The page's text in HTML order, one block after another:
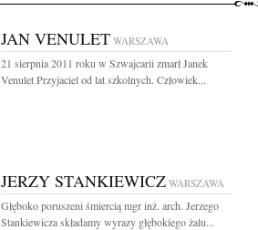
JAN VENULET WARSZAWA
21 sierpnia 2011 roku w Szwajcarii zmarł Janek
Venulet Przyjaciel od lat szkolnych. Człowiek...
JERZY STANKIEWICZ WARSZAWA
Głęboko poruszeni śmiercią mgr inż. arch. Jerzego
Stankiewicza składamy wyrazy głębokiego żalu...